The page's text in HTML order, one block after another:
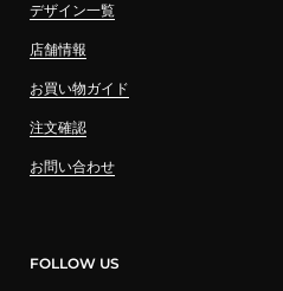
デザイン一覧
店舗情報
お買い物ガイド
注文確認
お問い合わせ
FOLLOW US